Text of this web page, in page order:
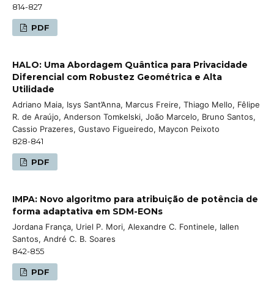
814-827
PDF
HALO: Uma Abordagem Quântica para Privacidade
Diferencial com Robustez Geométrica e Alta
Utilidade
Adriano Maia, Isys Sant’Anna, Marcus Freire, Thiago Mello, Fêlipe
R. de Araújo, Anderson Tomkelski, João Marcelo, Bruno Santos,
Cassio Prazeres, Gustavo Figueiredo, Maycon Peixoto
828-841
PDF
IMPA: Novo algoritmo para atribuição de potência de
forma adaptativa em SDM-EONs
Jordana França, Uriel P. Mori, Alexandre C. Fontinele, Iallen
Santos, André C. B. Soares
842-855
PDF